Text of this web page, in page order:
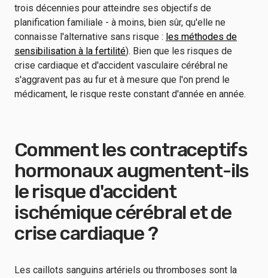
trois décennies pour atteindre ses objectifs de
planification familiale - à moins, bien sûr, qu'elle ne
connaisse l'alternative sans risque : les méthodes de
sensibilisation à la fertilité). Bien que les risques de
crise cardiaque et d'accident vasculaire cérébral ne
s'aggravent pas au fur et à mesure que l'on prend le
médicament, le risque reste constant d'année en année.
Comment les contraceptifs
hormonaux augmentent-ils
le risque d'accident
ischémique cérébral et de
crise cardiaque ?
Les caillots sanguins artériels ou thromboses sont la